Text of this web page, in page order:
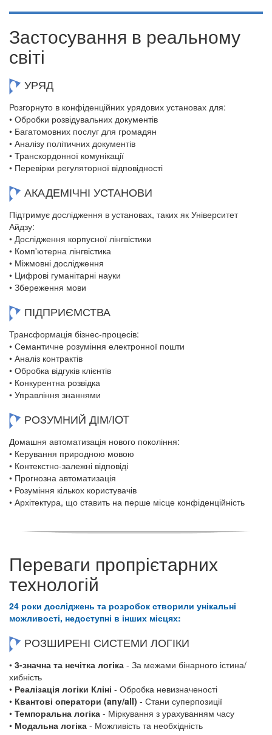
Застосування в реальному
світі
УРЯД
Розгорнуто в конфіденційних урядових установах для:
• Обробки розвідувальних документів
• Багатомовних послуг для громадян
• Аналізу політичних документів
• Транскордонної комунікації
• Перевірки регуляторної відповідності
АКАДЕМІЧНІ УСТАНОВИ
Підтримує дослідження в установах, таких як Університет
Айдзу:
• Дослідження корпусної лінгвістики
• Комп'ютерна лінгвістика
• Міжмовні дослідження
• Цифрові гуманітарні науки
• Збереження мови
ПІДПРИЄМСТВА
Трансформація бізнес-процесів:
• Семантичне розуміння електронної пошти
• Аналіз контрактів
• Обробка відгуків клієнтів
• Конкурентна розвідка
• Управління знаннями
РОЗУМНИЙ ДІМ/IOT
Домашня автоматизація нового покоління:
• Керування природною мовою
• Контекстно-залежні відповіді
• Прогнозна автоматизація
• Розуміння кількох користувачів
• Архітектура, що ставить на перше місце конфіденційність
Переваги пропрієтарних
технологій
24 роки досліджень та розробок створили унікальні
можливості, недоступні в інших місцях:
РОЗШИРЕНІ СИСТЕМИ ЛОГІКИ
• 3-значна та нечітка логіка - За межами бінарного істина/
хибність
• Реалізація логіки Кліні - Обробка невизначеності
• Квантові оператори (any/all) - Стани суперпозиції
• Темпоральна логіка - Міркування з урахуванням часу
• Модальна логіка - Можливість та необхідність